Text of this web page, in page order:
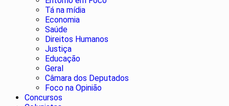
Tá na mídia
Economia
Saúde
Direitos Humanos
Justiça
Educação
Geral
Câmara dos Deputados
Foco na Opinião
Concursos